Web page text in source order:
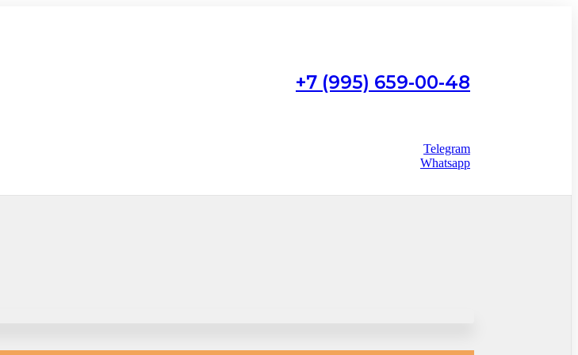
+7 (995) 659-00-48
Telegram
Whatsapp